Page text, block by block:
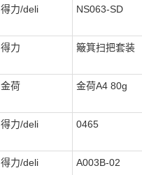
得力/deli NS063-SD
得力 簸箕扫把套装
金荷 金荷A4 80g
得力/deli 0465
得力/deli A003B-02